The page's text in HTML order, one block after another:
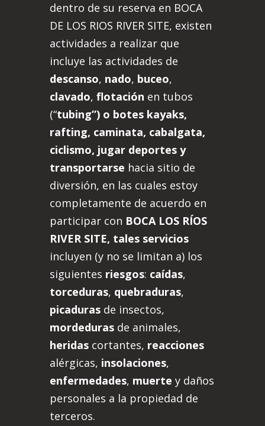
dentro de su reserva en BOCA
DE LOS RIOS RIVER SITE, existen
actividades a realizar que
incluye las actividades de
descanso, nado, buceo,
clavado, flotación en tubos
(“tubing”) o botes kayaks,
rafting, caminata, cabalgata,
ciclismo, jugar deportes y
transportarse hacia sitio de
diversión, en las cuales estoy
completamente de acuerdo en
participar con BOCA LOS RÍOS
RIVER SITE, tales servicios
incluyen (y no se limitan a) los
siguientes riesgos: caídas,
torceduras, quebraduras,
picaduras de insectos,
mordeduras de animales,
heridas cortantes, reacciones
alérgicas, insolaciones,
enfermedades, muerte y daños
personales a la propiedad de
terceros.